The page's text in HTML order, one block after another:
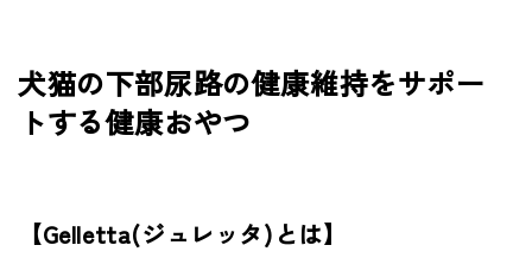
の
素】
尿
の
素】
尿
犬猫の下部尿路の健康維持をサポー
トする健康おやつ
【Gelletta(ジュレッタ)とは】